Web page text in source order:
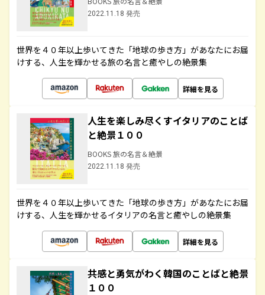
2022.11.18 発売
世界を４０年以上歩いてきた「地球の歩き方」があなたにお届
けする、人生を輝かせる旅の名言と癒やしの絶景集
詳細を見る
人生を楽しみ尽くすイタリアのことば
と絶景１００
BOOKS 旅の名言＆絶景
2022.11.18 発売
世界を４０年以上歩いてきた「地球の歩き方」があなたにお届
けする、人生を輝かせるイタリアの名言と癒やしの絶景集
詳細を見る
共感と勇気がわく韓国のことばと絶景
１００